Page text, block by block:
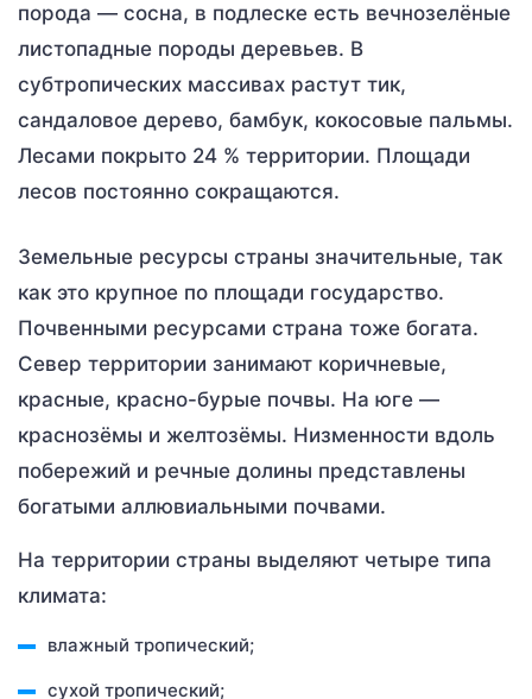
порода — сосна, в подлеске есть вечнозелёные
листопадные породы деревьев. В
субтропических массивах растут тик,
сандаловое дерево, бамбук, кокосовые пальмы.
Лесами покрыто 24 % территории. Площади
лесов постоянно сокращаются.
Земельные ресурсы страны значительные, так
как это крупное по площади государство.
Почвенными ресурсами страна тоже богата.
Север территории занимают коричневые,
красные, красно-бурые почвы. На юге —
краснозёмы и желтозёмы. Низменности вдоль
побережий и речные долины представлены
богатыми аллювиальными почвами.
На территории страны выделяют четыре типа
климата:
влажный тропический;
сухой тропический;